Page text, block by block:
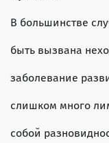
В большинстве
быть вызвана
заболевание
слишком много
собой